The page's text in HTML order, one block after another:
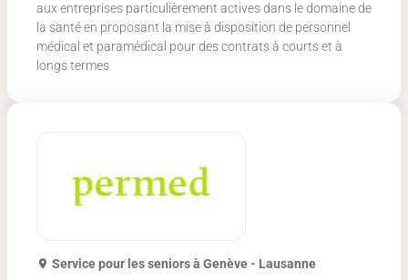
aux entreprises particulièrement actives dans le domaine de
la santé en proposant la mise à disposition de personnel
médical et paramédical pour des contrats à courts et à
longs termes
Service pour les seniorsà Genève - Lausanne